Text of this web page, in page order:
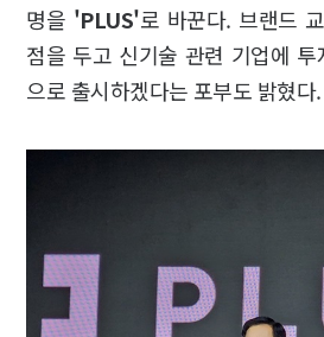
명을 'PLUS'로 바꾼다. 브랜드
점을 두고 신기술 관련 기업에 투
으로 출시하겠다는 포부도 밝혔다.